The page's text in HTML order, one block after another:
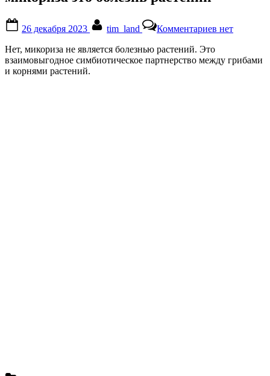
on
26 декабря 2023 tim_land Комментариевзаписи
болезнь
нет
Нет, микориза не является болезнью растений. Это
взаимовыгодное симбиотическое партнерство между грибами
и корнями растений.